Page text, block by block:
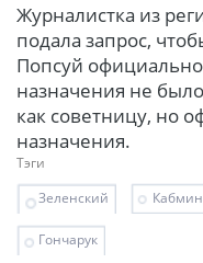
Журналистка из
подала запрос,
Попсуй
назначения не
как советницу, но
назначения.
Тэги
Зеленский
Кабмин
Гончарук